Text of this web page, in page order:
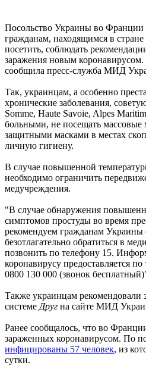
Посольство Украины во Франции
гражданам, находящимся в
посетить, соблюдать
заражения новым
сообщила пресс-служба МИД
Так, украинцам, а особенно
хронические заболевания,
Somme, Haute Savoie, Alpes
больными, не посещать массовые
защитными масками в местах
личную гигиену.
В случае повышенной
необходимо ограничить
медучреждения.
"В случае обнаружения
симптомов простуды во время
рекомендуем гражданам Украины
безотлагательно обратиться в
позвонить по телефону 15.
коронавирусу предоставляется
0800 130 000 (звонок
Также украинцам рекомендовали
системе Друг на сайте МИД
Ранее сообщалось, что во
зараженных коронавирусом. По
инфицированы 57 человек, из
сутки.